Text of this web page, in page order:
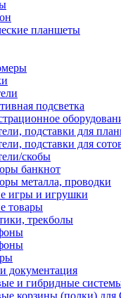
планшеты
подсветка
подставки для
подставки для
скобы
банкнот
металла, проводки
игры и игрушки
товары
трекболы
документация
и гибридные
корзины (полки)